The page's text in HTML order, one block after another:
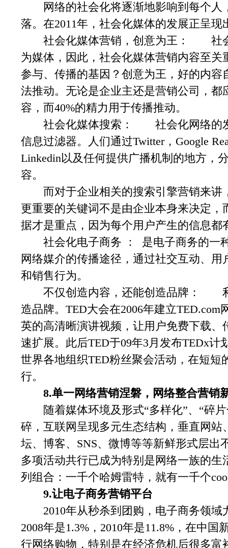
网络的社会化将逐渐地影响到每个人
落。在2011年，社会化媒体的发展正呈现
社会化媒体营销，创意为王： 社会
为媒体，因此，社会化媒体营销内容至
参与、传播的基因？创意为王，好的内
法推动。无论是企业主还是营销公司，都
容，而40%的精力用于传播推动。
社会化媒体搜索： 社会化网络的发
信息过滤器。人们通过Twitter，Google
Linkedin以及任何提供广播机制的地方，
容。
而对于企业相关的搜索引擎营销来讲
更重要的关键词不是由企业本身来决定
据才是重点，因为每个用户产生的信息
社会化电子商务 ： 是电子商务的一
网络媒介的传播途径，通过社交互动、
和销售行为。
不仅创造内容，还能创造品牌： 利
造品牌。TED大会在2006年建立
英的高清晰演讲视频，让用户免费下载
速扩展。此后TED于09年3月发布TEDx计
世界各地组织TED粉丝聚会活动，在短短
行。
8.单一网络营销涅磐，网络整合营销
随着媒体环境及形式“多样化”、“碎片
碎，互联网呈现多元生态结构，垂直网
坛、博客、SNS、微博等等新鲜形式层
多项活动共行已成为特别是网络一族的
列组合：一千个哈姆雷特，就有一千个
9.让电子商务营销平台
2010年从秒杀到团购，电子商务领域
2008年是1.3%，2010年是11.8%，在中
行网络购物，特别是在经济危机后很多